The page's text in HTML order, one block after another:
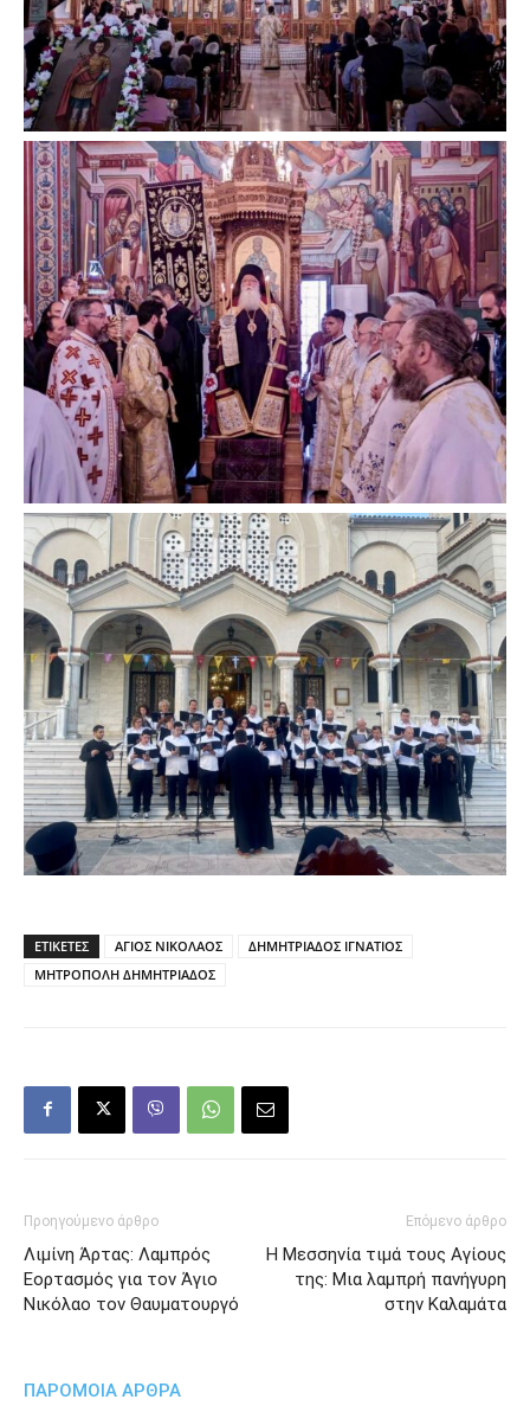
ΕΤΙΚΕΤΕΣ ΑΓΙΟΣ ΝΙΚΟΛΑΟΣ
ΔΗΜΗΤΡΙΑΔΟΣ ΙΓΝΑΤΙΟΣ
ΜΗΤΡΟΠΟΛΗ ΔΗΜΗΤΡΙΑΔΟΣ
Προηγούμενο άρθρο
Λιμίνη Άρτας: Λαμπρός
Εορτασμός για τον Άγιο
Νικόλαο τον Θαυματουργό
Επόμενο άρθρο
Η Μεσσηνία τιμά τους Αγίους
της: Μια λαμπρή πανήγυρη
στην Καλαμάτα
ΠΑΡΟΜΟΙΑ ΑΡΘΡΑ